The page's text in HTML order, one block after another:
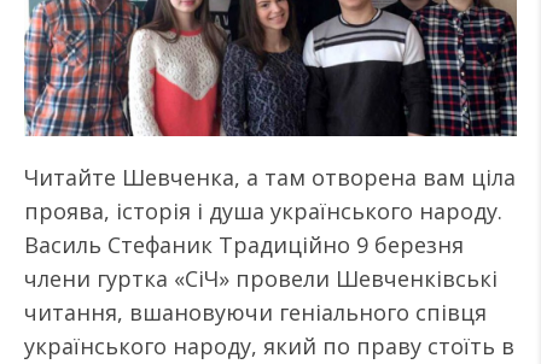
Читайте Шевченка, а там отворена вам ціла
проява, історія і душа українського народу.
Василь Стефаник Традиційно 9 березня
члени гуртка «СіЧ» провели Шевченківські
читання, вшановуючи геніального співця
українського народу, який по праву стоїть в